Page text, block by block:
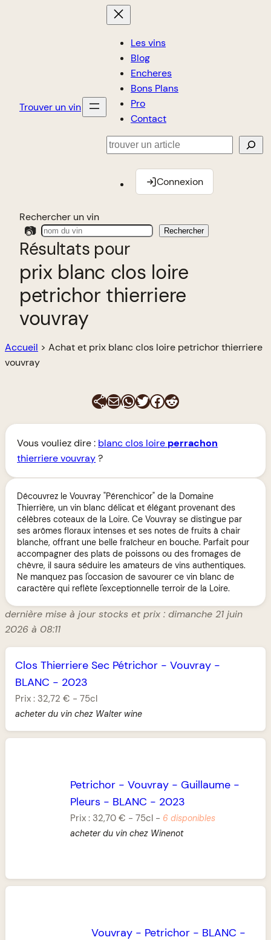
Trouver un vin
Les vins
Blog
Encheres
Bons Plans
Pro
Contact
Rechercher
Connexion
Rechercher un vin
📷 Rechercher
Résultats pour
prix blanc clos loire
petrichor thierriere
vouvray
Accueil > Achat et prix blanc clos loire petrichor thierriere
vouvray
E-mailWhatsApp
Twitter
Facebook
Reddit
Vous vouliez dire : blanc clos loire perrachon
thierriere vouvray?
Découvrez le Vouvray "Pérenchicor" de la Domaine
Thierrière, un vin blanc délicat et élégant provenant des
célèbres coteaux de la Loire. Ce Vouvray se distingue par
ses arômes floraux intenses et ses notes de fruits à chair
blanche, offrant une belle fraîcheur en bouche. Parfait pour
accompagner des plats de poissons ou des fromages de
chèvre, il saura séduire les amateurs de vins authentiques.
Ne manquez pas l'occasion de savourer ce vin blanc de
caractère qui reflète l'exceptionnelle terroir de la Loire.
dernière mise à jour stocks et prix : dimanche 21 juin
2026 à 08:11
Clos Thierriere Sec Pétrichor - Vouvray -
BLANC - 2023
Prix : 32,72 € - 75cl
acheter du vin chez Walter wine
Petrichor- Vouvray- Guillaume-
Pleurs - BLANC - 2023
Prix : 32,70 € - 75cl- 6 disponibles
acheter du vin chez Winenot
Vouvray- Petrichor- BLANC -